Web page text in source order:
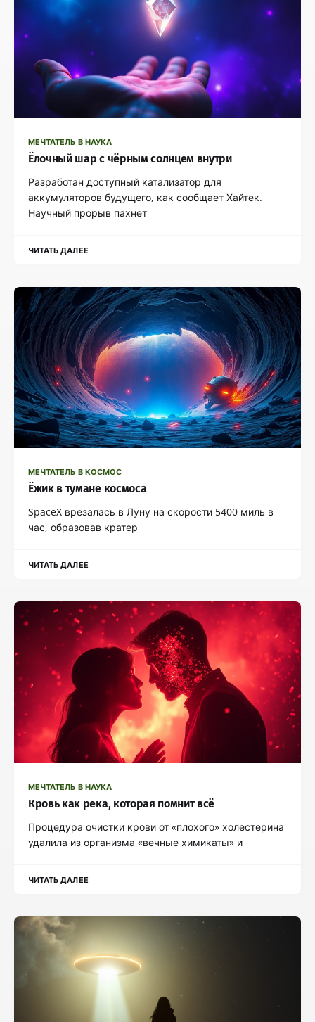
МЕЧТАТЕЛЬ В НАУКА
Ёлочный шар с чёрным солнцем внутри
Разработан доступный катализатор для
аккумуляторов будущего, как сообщает Хайтек.
Научный прорыв пахнет
ЧИТАТЬ ДАЛЕЕ
МЕЧТАТЕЛЬ В КОСМОС
Ёжик в тумане космоса
SpaceX врезалась в Луну на скорости 5400 миль в
час, образовав кратер
ЧИТАТЬ ДАЛЕЕ
МЕЧТАТЕЛЬ В НАУКА
Кровь как река, которая помнит всё
Процедура очистки крови от «плохого» холестерина
удалила из организма «вечные химикаты» и
ЧИТАТЬ ДАЛЕЕ